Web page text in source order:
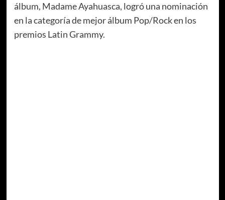
álbum, Madame Ayahuasca, logró una nominación
en la categoría de mejor álbum Pop/Rock en los
premios Latin Grammy.